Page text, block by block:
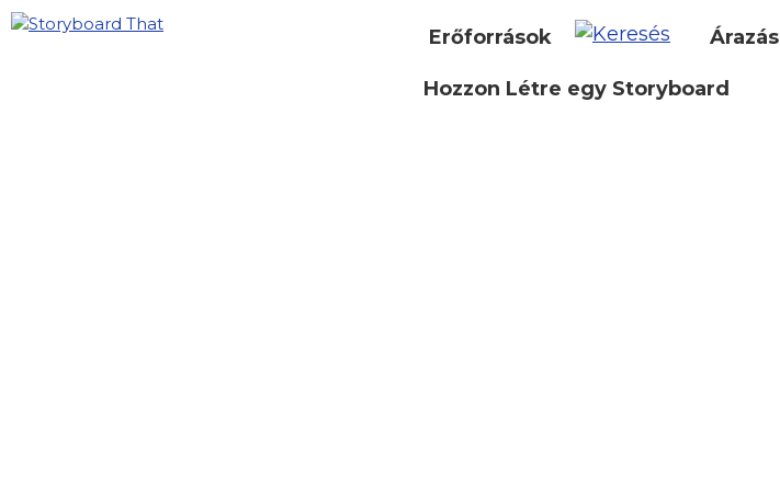
Erőforrások Árazás
Hozzon Létre egy Storyboard